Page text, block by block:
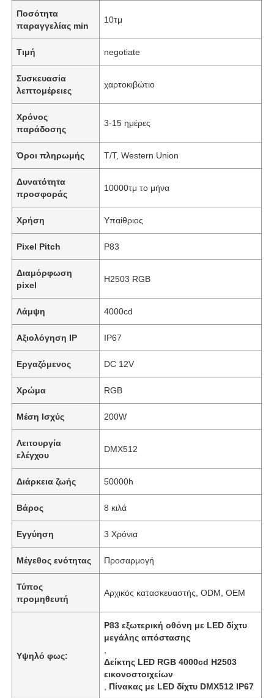
Ποσότητα
παραγγελίας min
10τμ
Τιμή negotiate
Συσκευασία
λεπτομέρειες
χαρτοκιβώτιο
Χρόνος
παράδοσης
3-15 ημέρες
Όροι πληρωμής T/T, Western Union
Δυνατότητα
προσφοράς
10000τμ το μήνα
Χρήση Υπαίθριος
Pixel Pitch P83
Διαμόρφωση
pixel
H2503 RGB
Λάμψη 4000cd
Αξιολόγηση IP IP67
Εργαζόμενος DC 12V
Χρώμα RGB
Μέση Ισχύς 200W
Λειτουργία
ελέγχου
DMX512
Διάρκεια ζωής 50000h
Βάρος 8 κιλά
Εγγύηση 3 Χρόνια
Μέγεθος ενότητας Προσαρμογή
Τύπος
προμηθευτή
Αρχικός κατασκευαστής, ODM, OEM
Υψηλό φως:
P83 εξωτερική οθόνη με LED δίχτυ
μεγάλης απόστασης
Δείκτης LED RGB 4000cd H2503
εικονοστοιχείων
Πίνακας με LED δίχτυ DMX512 IP67